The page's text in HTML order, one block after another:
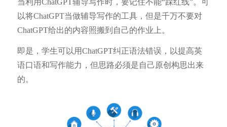
以将ChatGPT当做辅导写作的工具，但是千万不要对
ChatGPT给出的内容照搬到自己的作业上。
即是，学生可以用ChatGPT纠正语法错误，以提高英
语口语和写作能力，但思路必须是自己原创构思出来
的。